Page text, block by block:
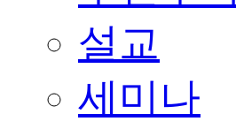
설교
세미나